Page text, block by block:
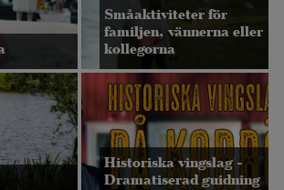
Småaktiviteter för
familjen, vännerna eller
kollegorna
Historiska vingslag -
Dramatiserad guidning